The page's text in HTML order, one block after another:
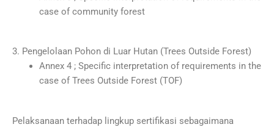
case of community forest
3. Pengelolaan Pohon di Luar Hutan (Trees Outside Forest)
Annex 4 ; Specific interpretation of requirements in the
case of Trees Outside Forest (TOF)
Pelaksanaan terhadap lingkup sertifikasi sebagaimana